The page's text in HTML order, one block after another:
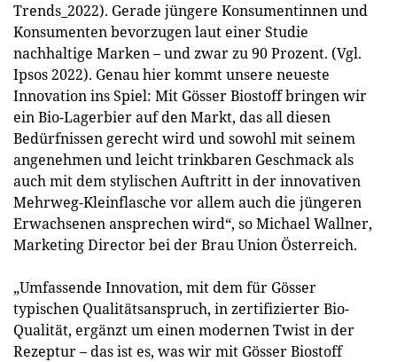
Trends_2022). Gerade jüngere Konsumentinnen und
Konsumenten bevorzugen laut einer Studie
nachhaltige Marken – und zwar zu 90 Prozent. (Vgl.
Ipsos 2022). Genau hier kommt unsere neueste
Innovation ins Spiel: Mit Gösser Biostoff bringen wir
ein Bio-Lagerbier auf den Markt, das all diesen
Bedürfnissen gerecht wird und sowohl mit seinem
angenehmen und leicht trinkbaren Geschmack als
auch mit dem stylischen Auftritt in der innovativen
Mehrweg-Kleinflasche vor allem auch die jüngeren
Erwachsenen ansprechen wird“, so Michael Wallner,
Marketing Director bei der Brau Union Österreich.
„Umfassende Innovation, mit dem für Gösser
typischen Qualitätsanspruch, in zertifizierter Bio-
Qualität, ergänzt um einen modernen Twist in der
Rezeptur – das ist es, was wir mit Gösser Biostoff